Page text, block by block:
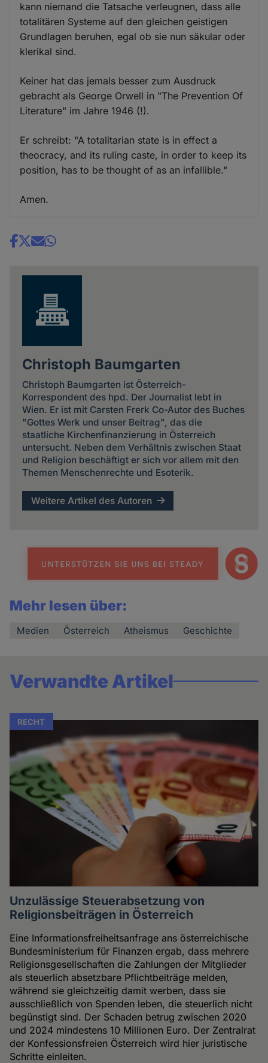
kann niemand die Tatsache verleugnen, dass alle
totalitären Systeme auf den gleichen geistigen
Grundlagen beruhen, egal ob sie nun säkular oder
klerikal sind.
Keiner hat das jemals besser zum Ausdruck
gebracht als George Orwell in "The Prevention Of
Literature" im Jahre 1946 (!).
Er schreibt: "A totalitarian state is in effect a
theocracy, and its ruling caste, in order to keep its
position, has to be thought of as an infallible."
Amen.
Share
Christoph Baumgarten
Christoph Baumgarten ist Österreich-
Korrespondent des hpd. Der Journalist lebt in
Wien. Er ist mit Carsten Frerk Co-Autor des Buches
"Gottes Werk und unser Beitrag", das die
staatliche Kirchenfinanzierung in Österreich
untersucht. Neben dem Verhältnis zwischen Staat
und Religion beschäftigt er sich vor allem mit den
Themen Menschenrechte und Esoterik.
Weitere Artikel des Autoren
Mehr lesen über:
Medien Österreich Atheismus Geschichte
Verwandte Artikel
RECHT
Unzulässige Steuerabsetzung von
Religionsbeiträgen in Österreich
Eine Informationsfreiheitsanfrage ans österreichische
Bundesministerium für Finanzen ergab, dass mehrere
Religionsgesellschaften die Zahlungen der Mitglieder
als steuerlich absetzbare Pflichtbeiträge melden,
während sie gleichzeitig damit werben, dass sie
ausschließlich von Spenden leben, die steuerlich nicht
begünstigt sind. Der Schaden betrug zwischen 2020
und 2024 mindestens 10 Millionen Euro. Der Zentralrat
der Konfessionsfreien Österreich wird hier juristische
Schritte einleiten.